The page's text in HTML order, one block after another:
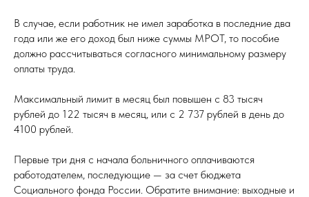
В случае, если работник не имел заработка в последние два
года или же его доход был ниже суммы МРОТ, то пособие
должно рассчитываться согласного минимальному размеру
оплаты труда.
Максимальный лимит в месяц был повышен с 83 тысяч
рублей до 122 тысяч в месяц, или с 2 737 рублей в день до
4100 рублей.
Первые три дня с начала больничного оплачиваются
работодателем, последующие — за счет бюджета
Социального фонда России. Обратите внимание: выходные и